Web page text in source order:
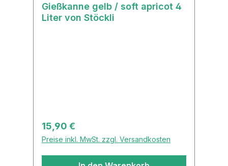
Gießkanne gelb / soft apricot 4
Liter von Stöckli
Regulärer Preis:
15,90 €
Preise inkl. MwSt. zzgl. Versandkosten